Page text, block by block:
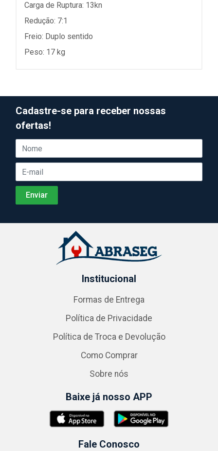
Carga de Ruptura: 13kn
Redução: 7:1
Freio: Duplo sentido
Peso: 17 kg
Cadastre-se para receber nossas
ofertas!
Institucional
Formas de Entrega
Política de Privacidade
Política de Troca e Devolução
Como Comprar
Sobre nós
Baixe já nosso APP
Fale Conosco